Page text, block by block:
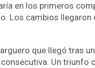
en los primeros
Los cambios
que llegó tras
Un